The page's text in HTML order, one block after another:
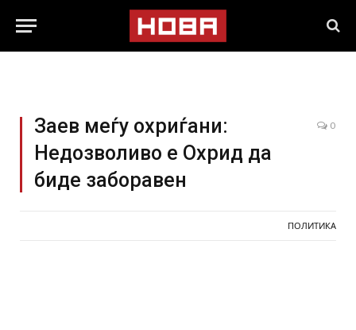
Заев меѓу охриѓани:
Недозволиво е Охрид да
биде заборавен
0
ПОЛИТИКА